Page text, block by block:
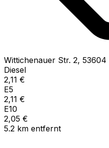
Wittichenauer Str. 2, 53604
Diesel
2,11 €
E5
2,11 €
E10
2,05 €
5.2 km entfernt